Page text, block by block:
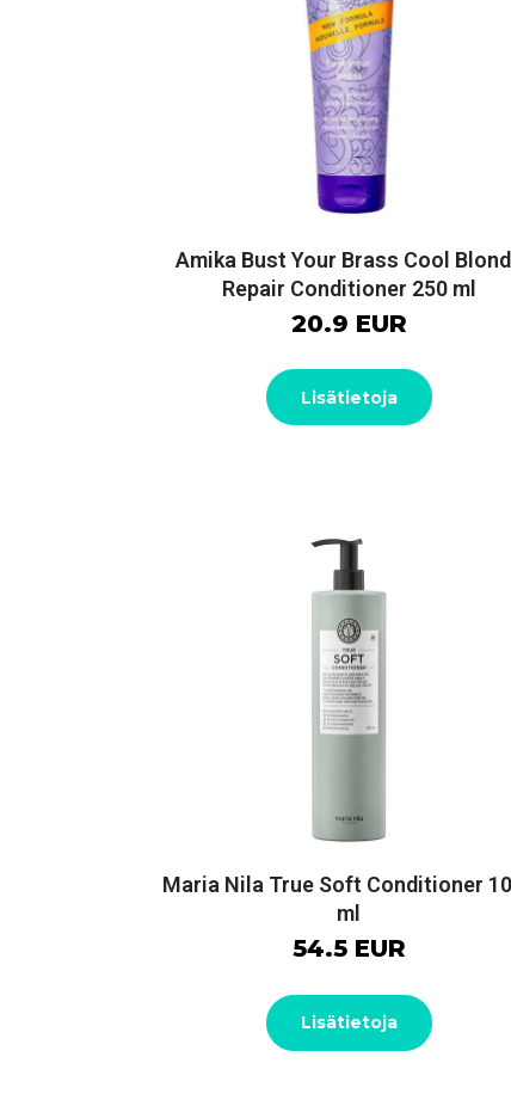
Amika Bust Your Brass Cool
Repair Conditioner 250 ml
20.9 EUR
Lisätietoja
Maria Nila True Soft Conditioner
ml
54.5 EUR
Lisätietoja